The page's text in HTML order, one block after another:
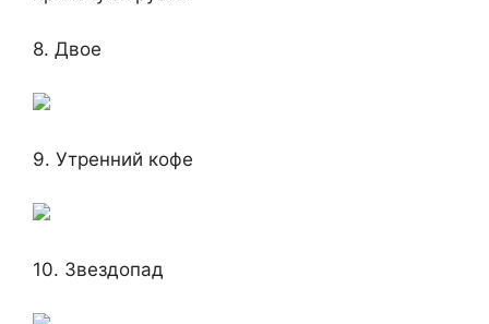
8. Двое
9. Утренний кофе
10. Звездопад